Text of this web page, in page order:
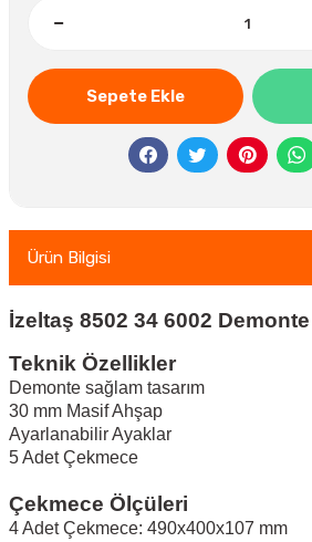
Sepete Ekle
Ürün Bilgisi
İzeltaş 8502 34 6002 Demonte
Teknik Özellikler
Demonte sağlam tasarım
30 mm Masif Ahşap
Ayarlanabilir Ayaklar
5 Adet Çekmece
Çekmece Ölçüleri
4 Adet Çekmece: 490x400x107 mm